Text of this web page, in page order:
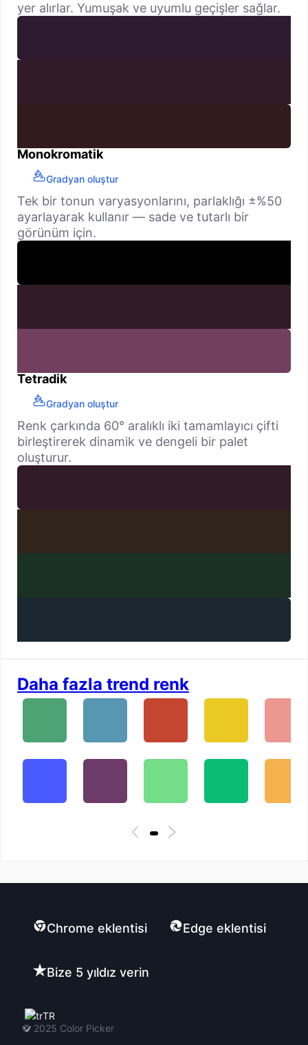
yer alırlar. Yumuşak ve uyumlu geçişler sağlar.
Monokromatik
Gradyan oluştur
Tek bir tonun varyasyonlarını, parlaklığı ±%50
ayarlayarak kullanır — sade ve tutarlı bir
görünüm için.
Tetradik
Gradyan oluştur
Renk çarkında 60° aralıklı iki tamamlayıcı çifti
birleştirerek dinamik ve dengeli bir palet
oluşturur.
Daha fazla trend renk
Chrome eklentisi Edge eklentisi
Bize 5 yıldız verin
TR
© 2025 Color Picker